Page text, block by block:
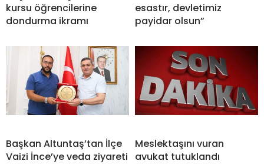
kursu öğrencilerine
dondurma ikramı
esastır, devletimiz
payidar olsun”
Başkan Altuntaş’tan İlçe
Vaizi İnce’ye veda ziyareti
Meslektaşını vuran
avukat tutuklandı